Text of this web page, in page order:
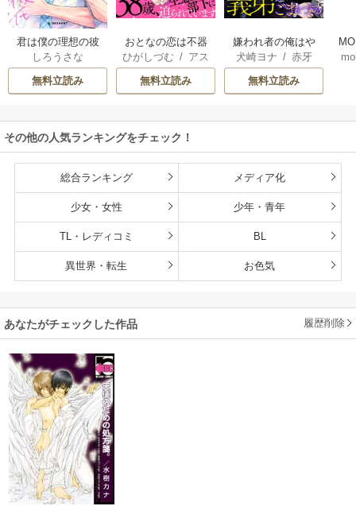
君は僕の理想の彼
氏
しろうさな
無料立読み
おとなの恋は不器
用なので
ひがしづむ / アス
ティル編集部
無料立読み
嫌われ者の俺はや
り直しの世界で義
弟達にごまをする
（分冊版）
犬崎ヨナ / 赤牙
無料立読み
その他の人気ランキングをチェック！
総合ランキング メディア化
少女・女性 少年・青年
TL・レディコミ BL
異世界・転生 お色気
あなたがチェックした作品 履歴削除